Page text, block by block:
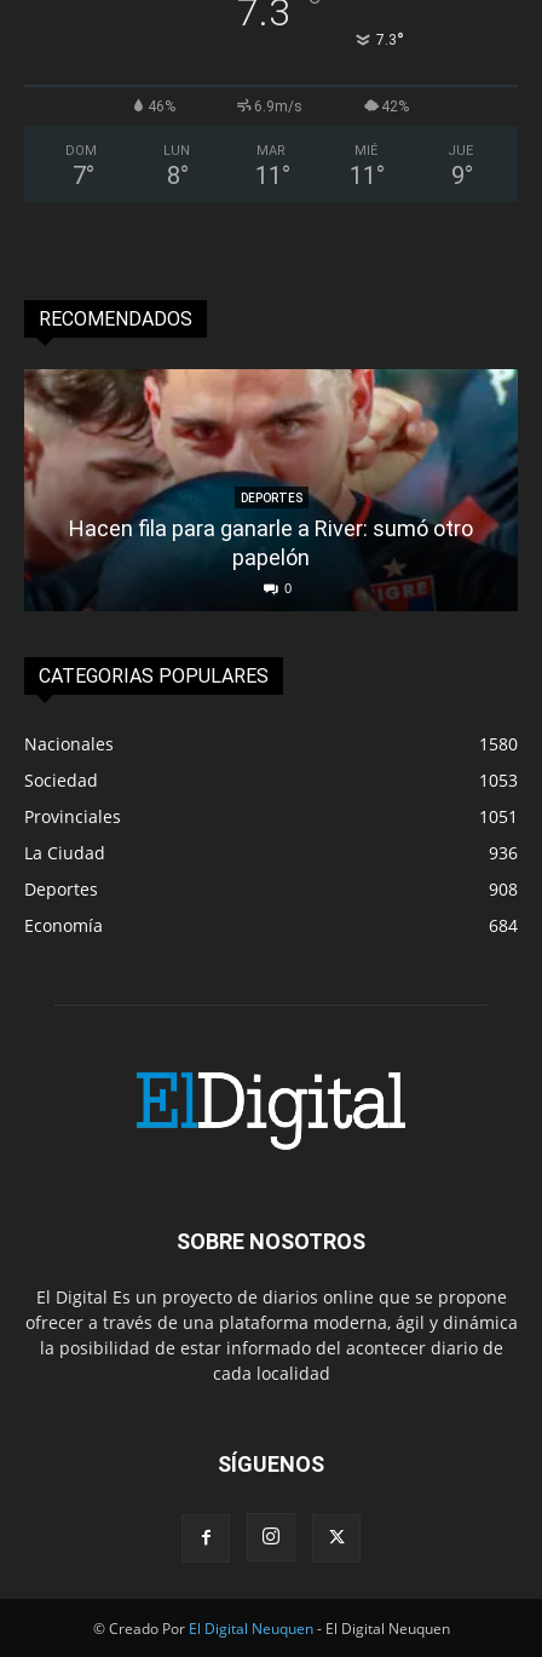
7.3
7.3°
46% 6.9m/s 42%
DOM
7°
LUN
8°
MAR
11 °
MIÉ
11 °
JUE
9°
RECOMENDADOS
DEPORTES
Hacen fila para ganarle a River: sumó otro
papelón
0
CATEGORIAS POPULARES
Nacionales
1580
Sociedad
1053
Provinciales
1051
La Ciudad
936
Deportes
908
Economía
684
SOBRE NOSOTROS
El Digital Es un proyecto de diarios online que se propone
ofrecer a través de una plataforma moderna, ágil y dinámica
la posibilidad de estar informado del acontecer diario de
cada localidad
SÍGUENOS
© Creado Por El Digital Neuquen- El Digital Neuquen